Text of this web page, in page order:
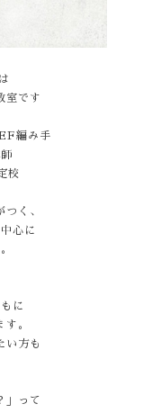
室です
編み手
校
く、
心に
に
す。
い方も
」って